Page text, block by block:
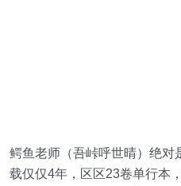
鳄鱼老师（吾峠呼世晴）绝对
载仅仅4年，区区23卷单行本